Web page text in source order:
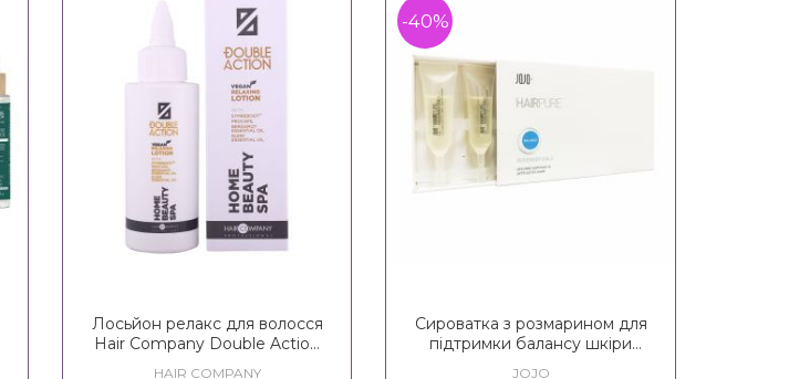
Лосьйон релакс для волосся
Hair Company Double Action
HAIR COMPANY
-40%
Сироватка з розмарином для
підтримки балансу шкіри
JOJO